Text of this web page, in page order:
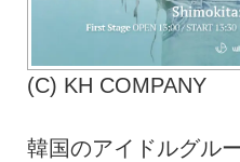
(C) KH COMPANY
韓国のアイドルグル